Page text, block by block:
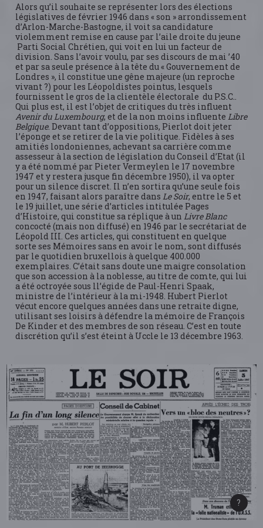
Alors qu’il souhaite se représenter lors des élections
législatives de février 1946 dans « son » arrondissement
d’Arlon-Marche-Bastogne, il voit sa candidature
violemment remise en cause par l’aile droite du jeune
Parti Social Chrétien, qui voit en lui un facteur de
division. Sans l’avoir voulu, par ses discours de mai ’40
et par sa seule présence à la tête du « Gouvernement de
Londres », il constitue une gêne majeure (un reproche
vivant ?) pour les Léopoldistes pointus, lesquels
fournissent le gros de la clientèle électorale du P.S.C..
Qui plus est, il est l’objet de critiques du très influent
Avenir du Luxembourg, et de la non moins influente Libre
Belgique. Devant tant d’oppositions, Pierlot doit jeter
l’éponge et se retirer de la vie politique. Fidèles à ses
amitiés londoniennes, achevant sa carrière comme
assesseur à la section de législation du Conseil d’Etat (il
y a été nommé par Pieter Vermeylen le 17 novembre
1947 et y restera jusque fin décembre 1950), il va opter
pour un silence discret. Il n’en sortira qu’une seule fois
en 1947, faisant alors paraître dans Le Soir, entre le 5 et
le 19 juillet, une série d’articles intitulée Pages
d’Histoire, qui constitue sa réplique à un Livre Blanc
concocté (mais non diffusé) en 1946 par le secrétariat de
Léopold III. Ces articles, qui constituent en quelque
sorte ses Mémoires sans en avoir le nom, sont diffusés
par le quotidien bruxellois à quelque 400.000
exemplaires. C’était sans doute une maigre consolation
que son accession à la noblesse, au titre de comte, qui lui
a été octroyée sous ll’égide de Paul-Henri Spaak,
ministre de l’intérieur à la mi-1948. Hubert Pierlot
vécut encore quelques années dans une retraite digne,
utilisant ses loisirs à défendre la mémoire de François
De Kinder et des membres de son réseau. C’est en toute
discrétion qu’il s’est éteint à Uccle le 13 décembre 1963.